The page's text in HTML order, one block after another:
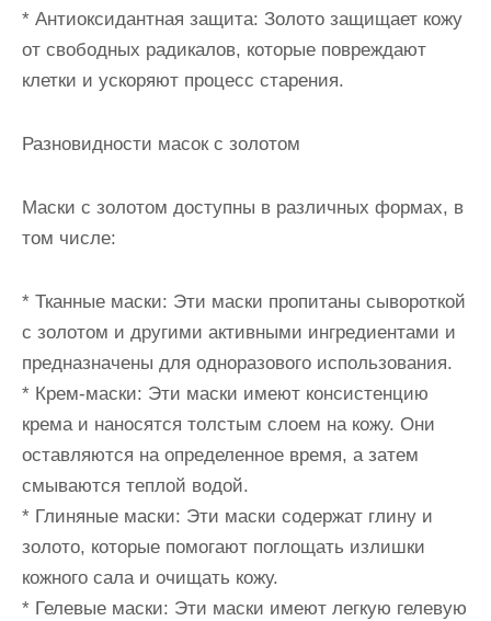
* Антиоксидантная защита: Золото защищает кожу
от свободных радикалов, которые повреждают
клетки и ускоряют процесс старения.
Разновидности масок с золотом
Маски с золотом доступны в различных формах, в
том числе:
* Тканные маски: Эти маски пропитаны сывороткой
с золотом и другими активными ингредиентами и
предназначены для одноразового использования.
* Крем-маски: Эти маски имеют консистенцию
крема и наносятся толстым слоем на кожу. Они
оставляются на определенное время, а затем
смываются теплой водой.
* Глиняные маски: Эти маски содержат глину и
золото, которые помогают поглощать излишки
кожного сала и очищать кожу.
* Гелевые маски: Эти маски имеют легкую гелевую